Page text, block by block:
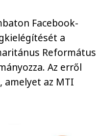
Facebook-
a
Református
Az erről
amelyet az MTI